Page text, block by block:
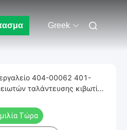
Greek
404-00062 401-
ταλάντευσης κιβωτίων
Τώρα